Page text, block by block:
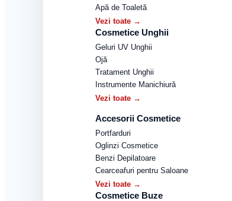
Apă de Toaletă
Vezi toate →
Cosmetice Unghii
Geluri UV Unghii
Ojă
Tratament Unghii
Instrumente Manichiură
Vezi toate →
Accesorii Cosmetice
Portfarduri
Oglinzi Cosmetice
Benzi Depilatoare
Cearceafuri pentru Saloane
Vezi toate →
Cosmetice Buze